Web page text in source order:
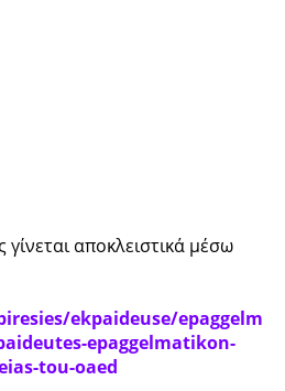
αποκλειστικά μέσω
ekpaideuse/epaggelm
epaggelmatikon-
tou-oaed